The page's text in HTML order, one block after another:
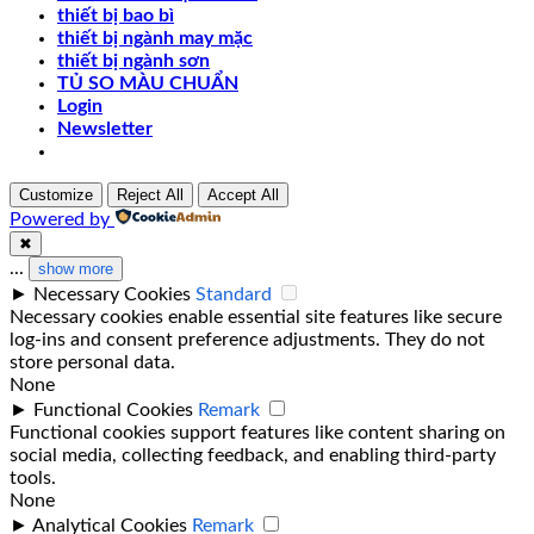
thiết bị bao bì
thiết bị ngành may mặc
thiết bị ngành sơn
TỦ SO MÀU CHUẨN
Login
Newsletter
Customize Reject All Accept All
Powered by
✖
... show more
► Necessary Cookies Standard
Necessary cookies enable essential site features like secure
log-ins and consent preference adjustments. They do not
store personal data.
None
►
Functional Cookies Remark
Functional cookies support features like content sharing on
social media, collecting feedback, and enabling third-party
tools.
None
► Analytical Cookies Remark